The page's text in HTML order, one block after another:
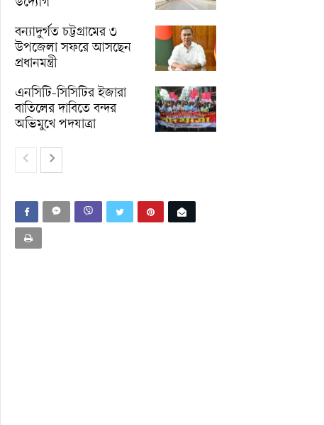
উদ্যোগ
বন্যাদুর্গত চট্টগ্রামের ৩
উপজেলা সফরে আসছেন
প্রধানমন্ত্রী
এনসিটি-সিসিটির ইজারা
বাতিলের দাবিতে বন্দর
অভিমুখে পদযাত্রা